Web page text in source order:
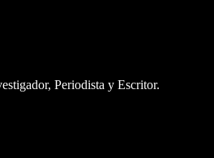
Periodista y Escritor.